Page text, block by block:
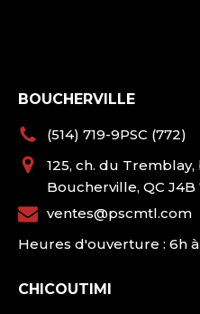
BOUCHERVILLE
(514) 719-9PSC (772)
125, ch. du Tremblay,
Boucherville, QC J4B
ventes@pscmtl.com
Heures d'ouverture : 6h à
CHICOUTIMI